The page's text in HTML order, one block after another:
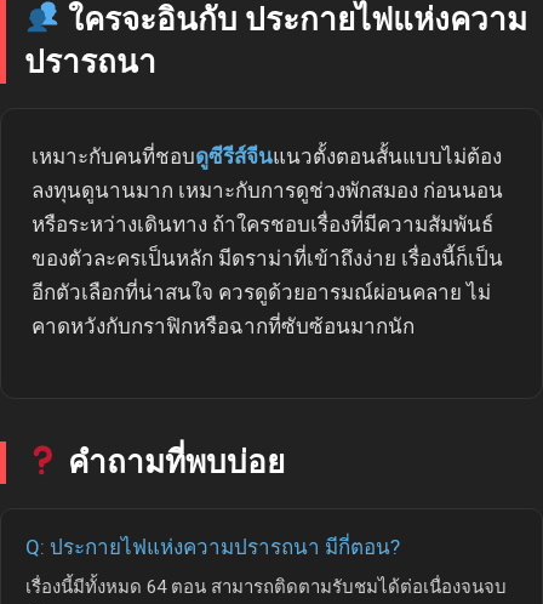
ใครจะอินกับ ประกายไฟแห่งความ
ปรารถนา
เหมาะกับคนที่ชอบดูซีรีส์จีนแนวตั้งตอนสั้นแบบไม่ต้อง
ลงทุนดูนานมาก เหมาะกับการดูช่วงพักสมอง ก่อนนอน
หรือระหว่างเดินทาง ถ้าใครชอบเรื่องที่มีความสัมพันธ์
ของตัวละครเป็นหลัก มีดราม่าที่เข้าถึงง่าย เรื่องนี้ก็เป็น
อีกตัวเลือกที่น่าสนใจ ควรดูด้วยอารมณ์ผ่อนคลาย ไม่
คาดหวังกับกราฟิกหรือฉากที่ซับซ้อนมากนัก
คำถามที่พบบ่อย
Q: ประกายไฟแห่งความปรารถนา มีกี่ตอน?
เรื่องนี้มีทั้งหมด 64 ตอน สามารถติดตามรับชมได้ต่อเนื่องจนจบ